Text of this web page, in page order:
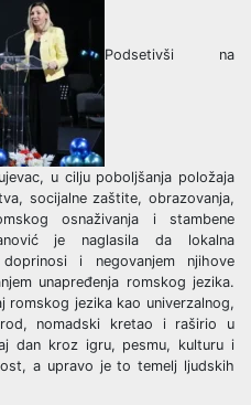
Podsetivši na
u cilju poboljšanja položaja
socijalne zaštite, obrazovanja,
osnaživanja i stambene
je naglasila da lokalna
i negovanjem njihove
unapređenja romskog jezika.
romskog jezika kao univerzalnog,
nomadski kretao i raširio u
dan kroz igru, pesmu, kulturu i
a upravo je to temelj ljudskih